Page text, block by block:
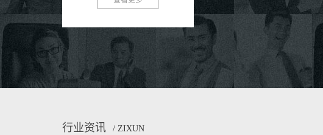
供优...
行业资讯 / ZIXUN